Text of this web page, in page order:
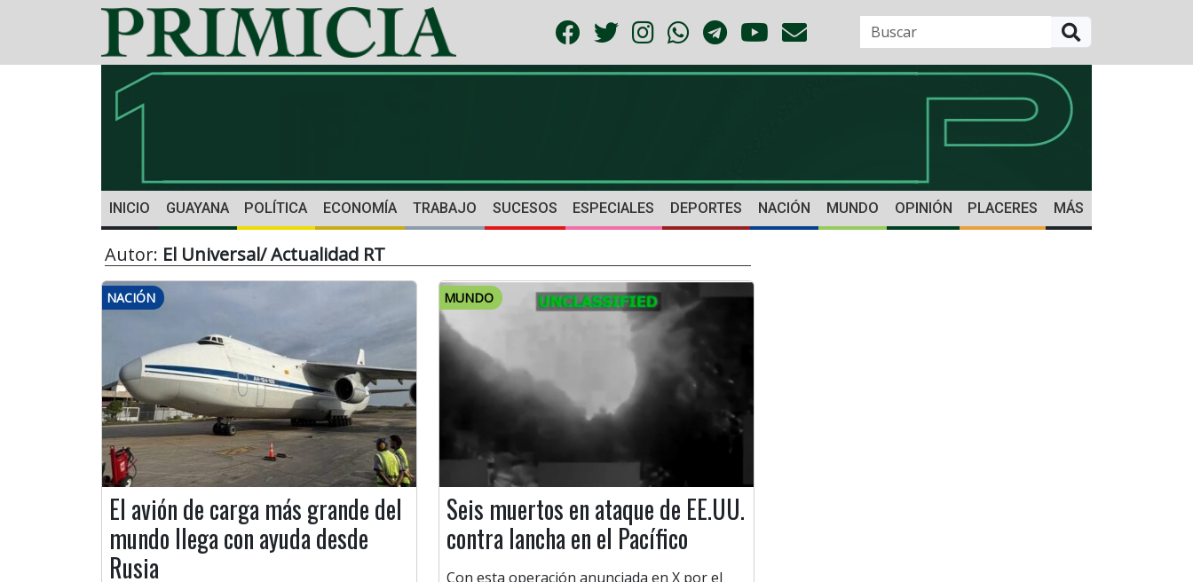
INICIO GUAYANA POLÍTICA ECONOMÍA TRABAJO SUCESOS ESPECIALES DEPORTES NACIÓN MUNDO OPINIÓN PLACERES MÁS
Autor: El Universal/ Actualidad RT
NACIÓN
El avión de carga más grande del
mundo llega con ayuda desde
Rusia
MUNDO
Seis muertos en ataque de EE.UU.
contra lancha en el Pacífico
Con esta operación anunciada en X por el